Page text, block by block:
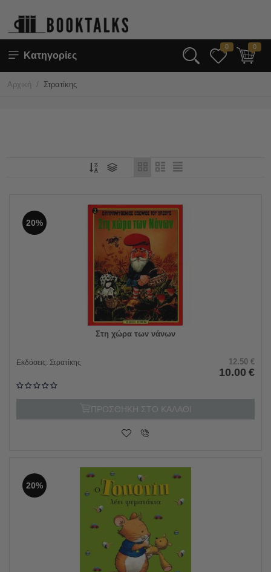
Κατηγορίες
0 0
Αρχική / Στρατίκης
20%
Στη χώρα των νάνων
Εκδόσεις: Στρατίκης 12.50 €
10.00 €
ΠΡΟΣΘΗΚΗ ΣΤΟ ΚΑΛΑΘΙ
20%